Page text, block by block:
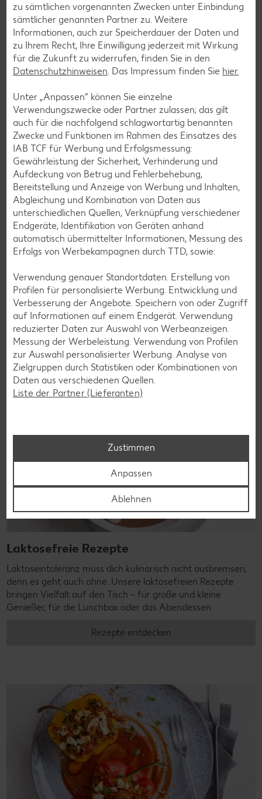
Zurück zu allen Rezepten
Glutenfreie Rezepte
Wer auf Gluten verzichtet, muss nicht automatisch auf
Vielfalt und Geschmack verzichten. Ob süß oder herzhaft –
mit unseren glutenfreien Rezepten zauberst du dir Gerichte,
die nicht nur verträglich, sondern auch richtig lecker sind.
Rezepte entdecken
Laktosefreie Rezepte
Laktoseintoleranz muss dich kulinarisch nicht ausbremsen,
denn es geht auch ohne. Unsere laktosefreien Rezepte
bringen Vielfalt auf den Tisch – für große und kleine
Genießer, für die Lunchbox oder das Abendessen.
Rezepte entdecken
zu sämtlichen vorgenannten Zwecken unter Einbindung
sämtlicher genannten Partner zu. Weitere
Informationen, auch zur Speicherdauer der Daten und
zu Ihrem Recht, Ihre Einwilligung jederzeit mit Wirkung
für die Zukunft zu widerrufen, finden Sie in den
Datenschutzhinweisen . Das Impressum finden Sie hier.
Unter „Anpassen“ können Sie einzelne
Verwendungszwecke oder Partner zulassen; das gilt
auch für die nachfolgend schlagwortartig benannten
Zwecke und Funktionen im Rahmen des Einsatzes des
IAB TCF für Werbung und Erfolgsmessung:
Gewährleistung der Sicherheit, Verhinderung und
Aufdeckung von Betrug und Fehlerbehebung,
Bereitstellung und Anzeige von Werbung und Inhalten,
Abgleichung und Kombination von Daten aus
unterschiedlichen Quellen, Verknüpfung verschiedener
Endgeräte, Identifikation von Geräten anhand
automatisch übermittelter Informationen, Messung des
Erfolgs von Werbekampagnen durch TTD, sowie:
Verwendung genauer Standortdaten. Erstellung von
Profilen für personalisierte Werbung. Entwicklung und
Verbesserung der Angebote. Speichern von oder Zugriff
auf Informationen auf einem Endgerät. Verwendung
reduzierter Daten zur Auswahl von Werbeanzeigen.
Messung der Werbeleistung. Verwendung von Profilen
zur Auswahl personalisierter Werbung. Analyse von
Zielgruppen durch Statistiken oder Kombinationen von
Daten aus verschiedenen Quellen.
Liste der Partner (Lieferanten)
Zustimmen
Anpassen
Ablehnen